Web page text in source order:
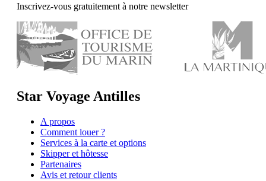
Inscrivez-vous gratuitement à notre newsletter
Star Voyage Antilles
A propos
Comment louer ?
Services à la carte et options
Skipper et hôtesse
Partenaires
Avis et retour clients